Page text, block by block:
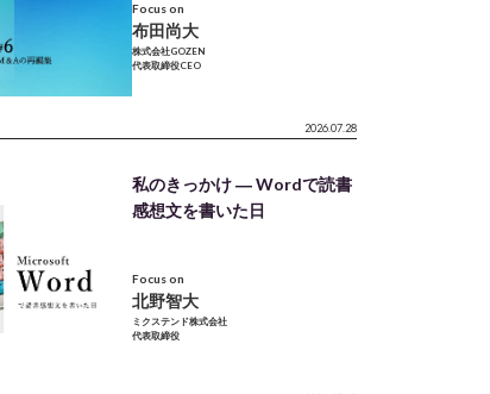
Focus on
布田尚大
株式会社GOZEN
代表取締役CEO
2026.07.28
私のきっかけ ― Wordで読書
感想文を書いた日
Focus on
北野智大
ミクステンド株式会社
代表取締役